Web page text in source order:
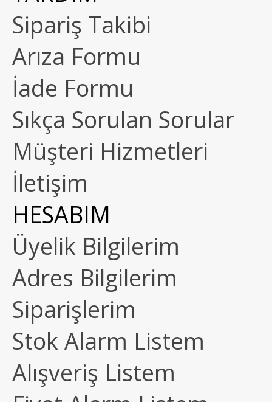
Sipariş Takibi
Arıza Formu
İade Formu
Sıkça Sorulan Sorular
Müşteri Hizmetleri
İletişim
HESABIM
Üyelik Bilgilerim
Adres Bilgilerim
Siparişlerim
Stok Alarm Listem
Alışveriş Listem